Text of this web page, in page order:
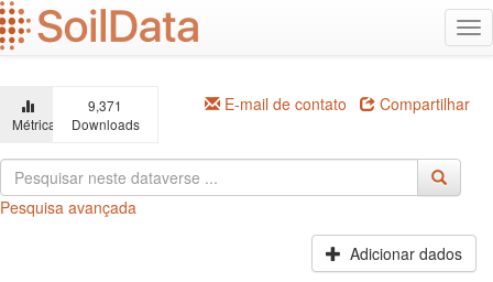
Ir
para
o
principal
Métricas
9,371
Downloads
E-mail de contato Compartilhar
Pesquisa avançada
Adicionar dados